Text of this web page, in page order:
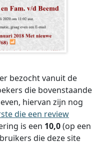
bezocht vanuit de
die bovenstaande
hiervan zijn nog
die een review
is een 10,0(op een
die deze site